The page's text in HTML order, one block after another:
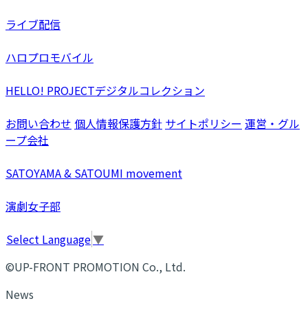
ライブ配信
ハロプロモバイル
HELLO! PROJECTデジタルコレクション
お問い合わせ 個人情報保護方針 サイトポリシー 運営・グル
ープ会社
SATOYAMA & SATOUMI movement
演劇女子部
Select Language▼
©UP-FRONT PROMOTION Co., Ltd.
News